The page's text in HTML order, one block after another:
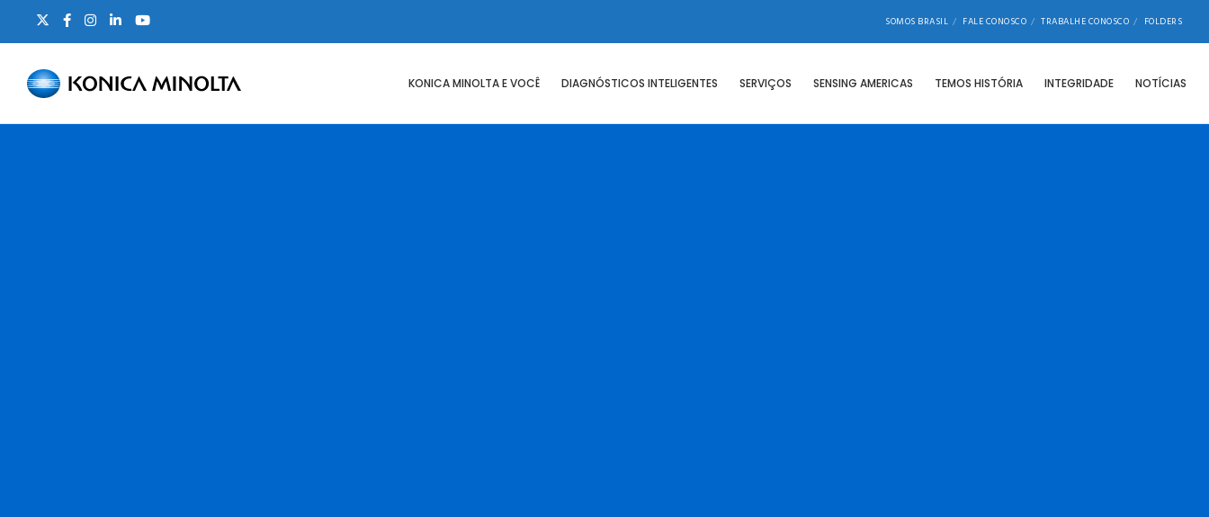
SOMOS BRASIL FALE CONOSCO TRABALHE CONOSCO FOLDERS
KONICA MINOLTA E VOCÊ DIAGNÓSTICOS INTELIGENTES SERVIÇOS SENSING AMERICAS TEMOS HISTÓRIA INTEGRIDADE NOTÍCIAS